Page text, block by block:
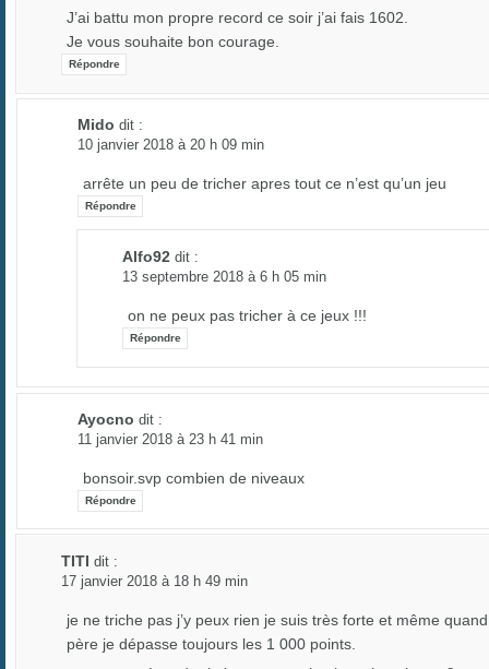
J’ai battu mon propre record ce soir j’ai fais 1602.
Je vous souhaite bon courage.
Répondre
Mido dit :
10 janvier 2018 à 20 h 09 min
arrête un peu de tricher apres tout ce n’est qu’un jeu
Répondre
Alfo92 dit :
13 septembre 2018 à 6 h 05 min
on ne peux pas tricher à ce jeux !!!
Répondre
Ayocno dit :
11 janvier 2018 à 23 h 41 min
bonsoir.svp combien de niveaux
Répondre
TITI dit :
17 janvier 2018 à 18 h 49 min
je ne triche pas j’y peux rien je suis très forte et même
père je dépasse toujours les 1 000 points.